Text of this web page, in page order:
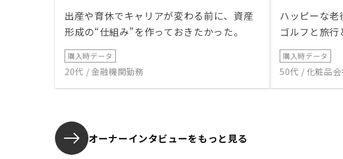
出産や育休でキャリアが変わる前に、資産
形成の“仕組み”を作っておきたかった。
購入時データ
20代 / 金融機関勤務
ハッピーな老
ゴルフと旅
購入時データ
50代 / 化粧品
オーナーインタビューをもっと見る